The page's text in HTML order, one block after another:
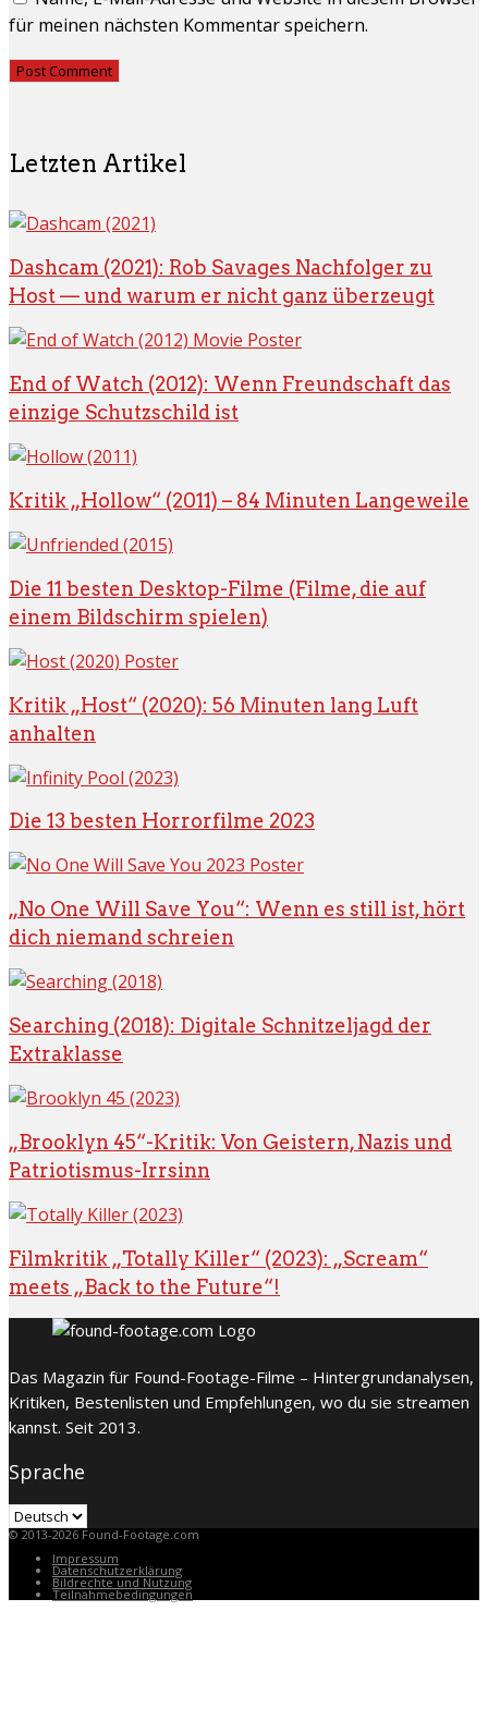
für meinen nächsten Kommentar speichern.
Letzten Artikel
Dashcam (2021): Rob Savages Nachfolger zu
Host — und warum er nicht ganz überzeugt
End of Watch (2012): Wenn Freundschaft das
einzige Schutzschild ist
Kritik „Hollow“ (2011) – 84 Minuten Langeweile
Die 11 besten Desktop-Filme (Filme, die auf
einem Bildschirm spielen)
Kritik „Host“ (2020): 56 Minuten lang Luft
anhalten
Die 13 besten Horrorfilme 2023
„No One Will Save You“: Wenn es still ist, hört
dich niemand schreien
Searching (2018): Digitale Schnitzeljagd der
Extraklasse
„Brooklyn 45“-Kritik: Von Geistern, Nazis und
Patriotismus-Irrsinn
Filmkritik „Totally Killer“ (2023): „Scream“
meets „Back to the Future“!
Das Magazin für Found-Footage-Filme – Hintergrundanalysen,
Kritiken, Bestenlisten und Empfehlungen, wo du sie streamen
kannst. Seit 2013.
Sprache
Sprache
© 2013-2026 Found-Footage.com
Impressum
Datenschutzerklärung
Bildrechte und Nutzung
Teilnahmebedingungen